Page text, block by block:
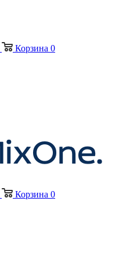
Корзина 0
Корзина 0